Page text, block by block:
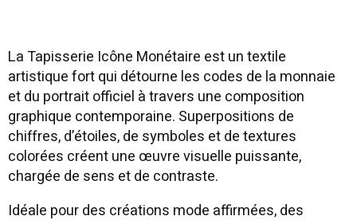
La Tapisserie Icône Monétaire est un textile
artistique fort qui détourne les codes de la monnaie
et du portrait officiel à travers une composition
graphique contemporaine. Superpositions de
chiffres, d’étoiles, de symboles et de textures
colorées créent une œuvre visuelle puissante,
chargée de sens et de contraste.
Idéale pour des créations mode affirmées, des